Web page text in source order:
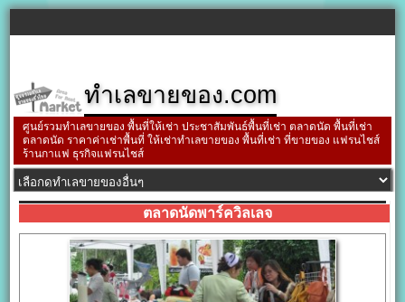
ทำเลขายของ.com
ศูนย์รวมทำเลขายของ พื้นที่ให้เช่า ประชาสัมพันธ์พื้นที่เช่า ตลาดนัด พื้นที่เช่า
ตลาดนัด ราคาค่าเช่าพื้นที่ ให้เช่าทำเลขายของ พื้นที่เช่า ที่ขายของ แฟรนไชส์
ร้านกาแฟ ธุรกิจแฟรนไชส์
ตลาดนัดพาร์ควิลเลจ